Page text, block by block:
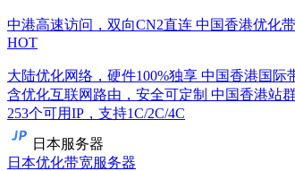
中港高速访问，双向CN2直连 中国香港优化
HOT
大陆优化网络，硬件100%独享 中国香港国际
含优化互联网路由，安全可定制 中国香港站
253个可用IP，支持1C/2C/4C
日本服务器
日本优化带宽服务器